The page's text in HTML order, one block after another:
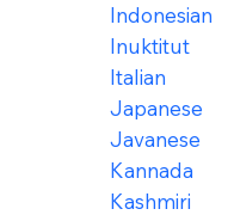
Indonesian
Inuktitut
Italian
Japanese
Javanese
Kannada
Kashmiri